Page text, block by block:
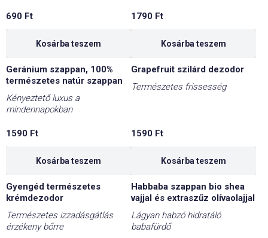
690 Ft
Kosárba teszem
1790 Ft
Kosárba teszem
Geránium szappan, 100%
természetes natúr szappan
Kényeztető luxus a
mindennapokban
1590 Ft
Kosárba teszem
Grapefruit szilárd dezodor
Természetes frissesség
1590 Ft
Kosárba teszem
Gyengéd természetes
krémdezodor
Természetes izzadásgátlás
érzékeny bőrre
Habbaba szappan bio shea
vajjal és extraszűz olívaolajjal
Lágyan habzó hidratáló
babafürdő